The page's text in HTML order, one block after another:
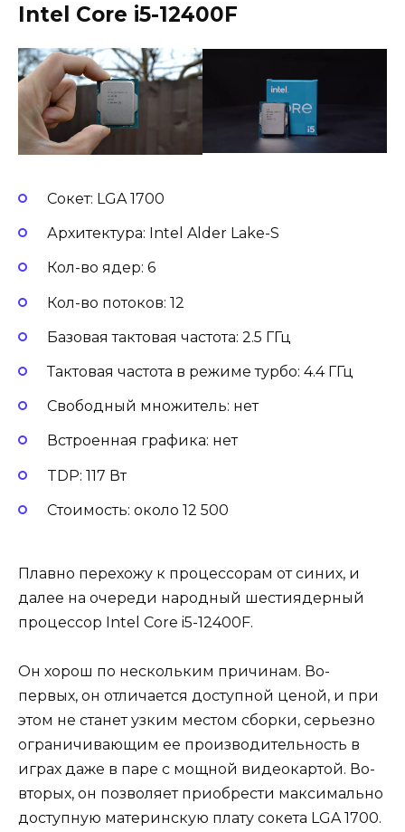
Intel Core i5-12400F
Сокет: LGA 1700
Архитектура: Intel Alder Lake-S
Кол-во ядер: 6
Кол-во потоков: 12
Базовая тактовая частота: 2.5 ГГц
Тактовая частота в режиме турбо: 4.4 ГГц
Свободный множитель: нет
Встроенная графика: нет
TDP: 117 Вт
Стоимость: около 12 500
Плавно перехожу к процессорам от синих, и
далее на очереди народный шестиядерный
процессор Intel Core i5-12400F.
Он хорош по нескольким причинам. Во-
первых, он отличается доступной ценой, и при
этом не станет узким местом сборки, серьезно
ограничивающим ее производительность в
играх даже в паре с мощной видеокартой. Во-
вторых, он позволяет приобрести максимально
доступную материнскую плату сокета LGA 1700.